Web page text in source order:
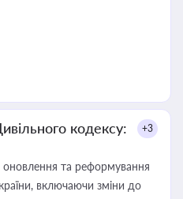
кодексу:
+3
та реформування
включаючи зміни до